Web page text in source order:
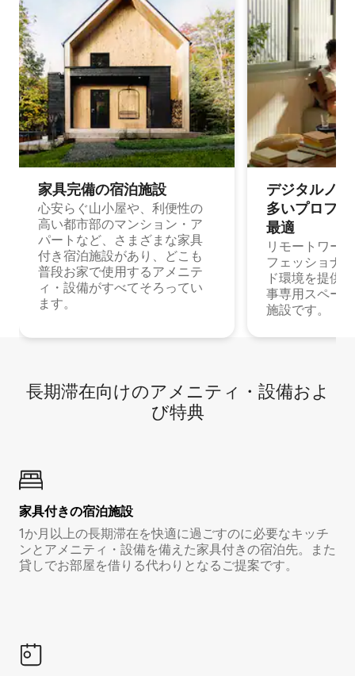
家具完備の宿⁠泊⁠施⁠設
心安らぐ山小屋や、利便性の
高い都市部のマンション・ア
パートなど、さまざまな家具
付き宿泊施設があり、どこも
普段お家で使用するアメニテ
ィ・設備がすべてそろってい
ます。
デジタルノ
多⁠いプ⁠ロ⁠フ⁠
最⁠適
リモートワー
フェッショナ
ド環境を提供
事専用スペー
施設です。
長期滞在向け⁠のア⁠メ⁠ニ⁠テ⁠ィ⁠・設⁠備⁠およ
び特⁠典
家具付き⁠の宿⁠泊⁠施⁠設
1か月以上の長期滞在を快適に過ごすのに必要なキッチ
ンとアメニティ・設備を備えた家具付きの宿泊先。また
貸しでお部屋を借りる代わりとなるご提案です。